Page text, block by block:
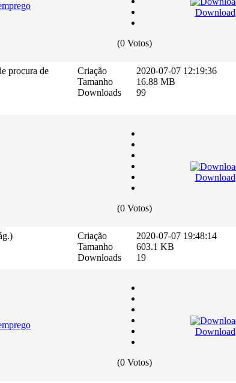
(0 Votos)
Download
procura de
Criação
Tamanho
Downloads
2020-07-07 12:19:36
16.88 MB
99
(0 Votos)
Download
Criação
Tamanho
Downloads
2020-07-07 19:48:14
603.1 KB
19
(0 Votos)
Download